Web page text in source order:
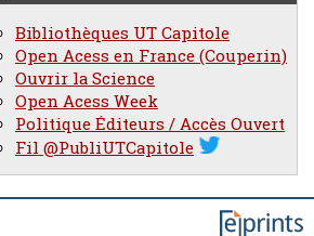
Bibliothèques UT Capitole
Open Acess en France (Couperin)
Ouvrir la Science
Open Acess Week
Politique Éditeurs / Accès Ouvert
Fil @PubliUTCapitole